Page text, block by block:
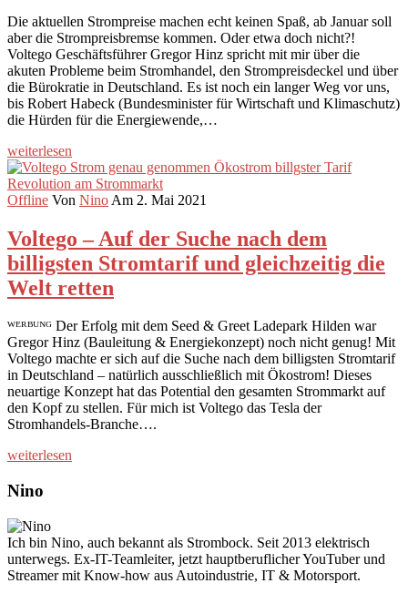
Die aktuellen Strompreise machen echt keinen Spaß, ab Januar soll
aber die Strompreisbremse kommen. Oder etwa doch nicht?!
Voltego Geschäftsführer Gregor Hinz spricht mit mir über die
akuten Probleme beim Stromhandel, den Strompreisdeckel und über
die Bürokratie in Deutschland. Es ist noch ein langer Weg vor uns,
bis Robert Habeck (Bundesminister für Wirtschaft und Klimaschutz)
die Hürden für die Energiewende,…
weiterlesen
Offline Von Nino Am 2. Mai 2021
Voltego – Auf der Suche nach dem
billigsten Stromtarif und gleichzeitig die
Welt retten
ᵂᴱᴿᴮᵁᴺᴳ Der Erfolg mit dem Seed & Greet Ladepark Hilden war
Gregor Hinz (Bauleitung & Energiekonzept) noch nicht genug! Mit
Voltego machte er sich auf die Suche nach dem billigsten Stromtarif
in Deutschland – natürlich ausschließlich mit Ökostrom! Dieses
neuartige Konzept hat das Potential den gesamten Strommarkt auf
den Kopf zu stellen. Für mich ist Voltego das Tesla der
Stromhandels-Branche….
weiterlesen
Nino
Ich bin Nino, auch bekannt als Strombock. Seit 2013 elektrisch
unterwegs. Ex-IT-Teamleiter, jetzt hauptberuflicher YouTuber und
Streamer mit Know-how aus Autoindustrie, IT & Motorsport.